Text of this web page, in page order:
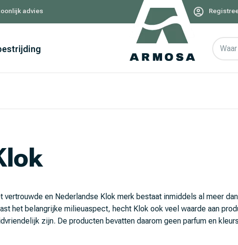
advies
vertrouwde en Nederlandse Klok merk bestaat inmiddels al meer
het belangrijke milieuaspect, hecht Klok ook veel waarde aan
zijn. De producten bevatten daarom geen parfum en